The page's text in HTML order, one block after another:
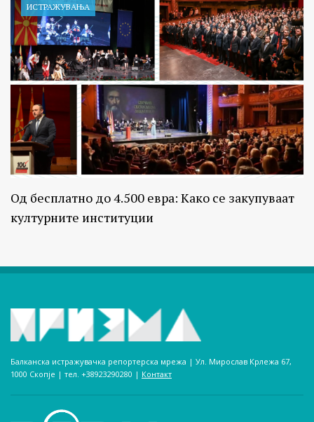
ИСТРАЖУВАЊA
Од бесплатно до 4.500 евра: Како се закупуваат
културните институции
Балканска истражувачка репортерска мрежа | Ул. Мирослав Крлежа 67,
1000 Скопје | тел. +38923290280­ | Контакт